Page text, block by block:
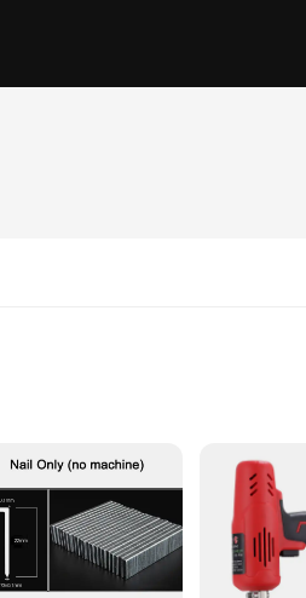
and style. Crafted from durable ABS
it the perfect companion for those
impeccable.